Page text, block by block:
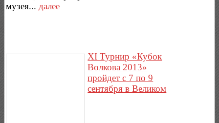
музея... далее
XI Турнир «Кубок
Волкова 2013»
пройдет с 7 по 9
сентября в Великом